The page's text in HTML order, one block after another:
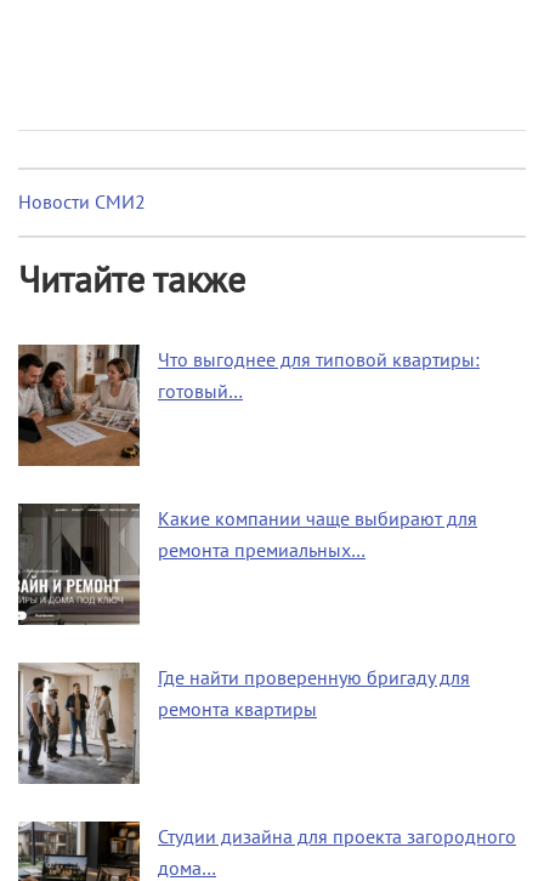
Новости СМИ2
Читайте также
Что выгоднее для типовой квартиры:
готовый…
Какие компании чаще выбирают для
ремонта премиальных…
Где найти проверенную бригаду для
ремонта квартиры
Студии дизайна для проекта загородного
дома…